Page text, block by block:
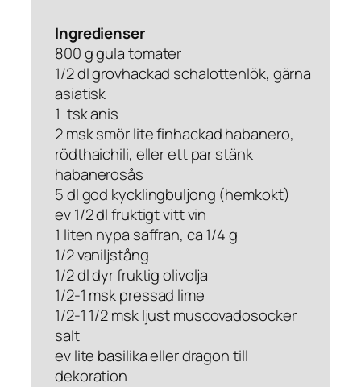
Ingredienser
800 g gula tomater
1/2 dl grovhackad schalottenlök, gärna
asiatisk
1 tsk anis
2 msk smör lite finhackad habanero,
rödthaichili, eller ett par stänk
habanerosås
5 dl god kycklingbuljong (hemkokt)
ev 1/2 dl fruktigt vitt vin
1 liten nypa saffran, ca 1/4 g
1/2 vaniljstång
1/2 dl dyr fruktig olivolja
1/2-1 msk pressad lime
1/2-1 1/2 msk ljust muscovadosocker
salt
ev lite basilika eller dragon till
dekoration